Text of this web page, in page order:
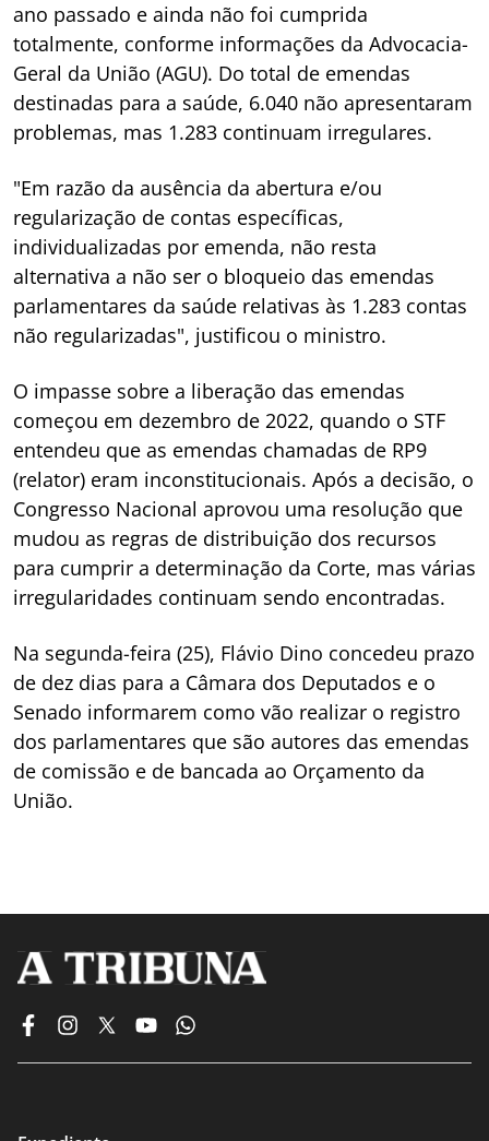
ano passado e ainda não foi cumprida
totalmente, conforme informações da Advocacia-
Geral da União (AGU). Do total de emendas
destinadas para a saúde, 6.040 não apresentaram
problemas, mas 1.283 continuam irregulares.
"Em razão da ausência da abertura e/ou
regularização de contas específicas,
individualizadas por emenda, não resta
alternativa a não ser o bloqueio das emendas
parlamentares da saúde relativas às 1.283 contas
não regularizadas", justificou o ministro.
O impasse sobre a liberação das emendas
começou em dezembro de 2022, quando o STF
entendeu que as emendas chamadas de RP9
(relator) eram inconstitucionais. Após a decisão, o
Congresso Nacional aprovou uma resolução que
mudou as regras de distribuição dos recursos
para cumprir a determinação da Corte, mas várias
irregularidades continuam sendo encontradas.
Na segunda-feira (25), Flávio Dino concedeu prazo
de dez dias para a Câmara dos Deputados e o
Senado informarem como vão realizar o registro
dos parlamentares que são autores das emendas
de comissão e de bancada ao Orçamento da
União.